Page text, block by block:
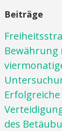
Beiträge
Bewährung
Erfolgreiche
des